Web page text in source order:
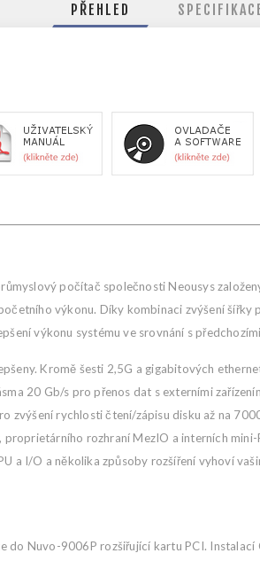
PŘEHLED
počítač společnosti Neousys
výkonu. Díky kombinaci zvýšení
výkonu systému ve srovnání s
Kromě šesti 2,5G a gigabitových
20 Gb/s pro přenos dat s externími
zvýšení rychlosti čtení/zápisu disku až na
proprietárního rozhraní MezIO a interních
a I/O a několika způsoby rozšíření vyhoví
do Nuvo-9006P rozšiřující kartu PCI.